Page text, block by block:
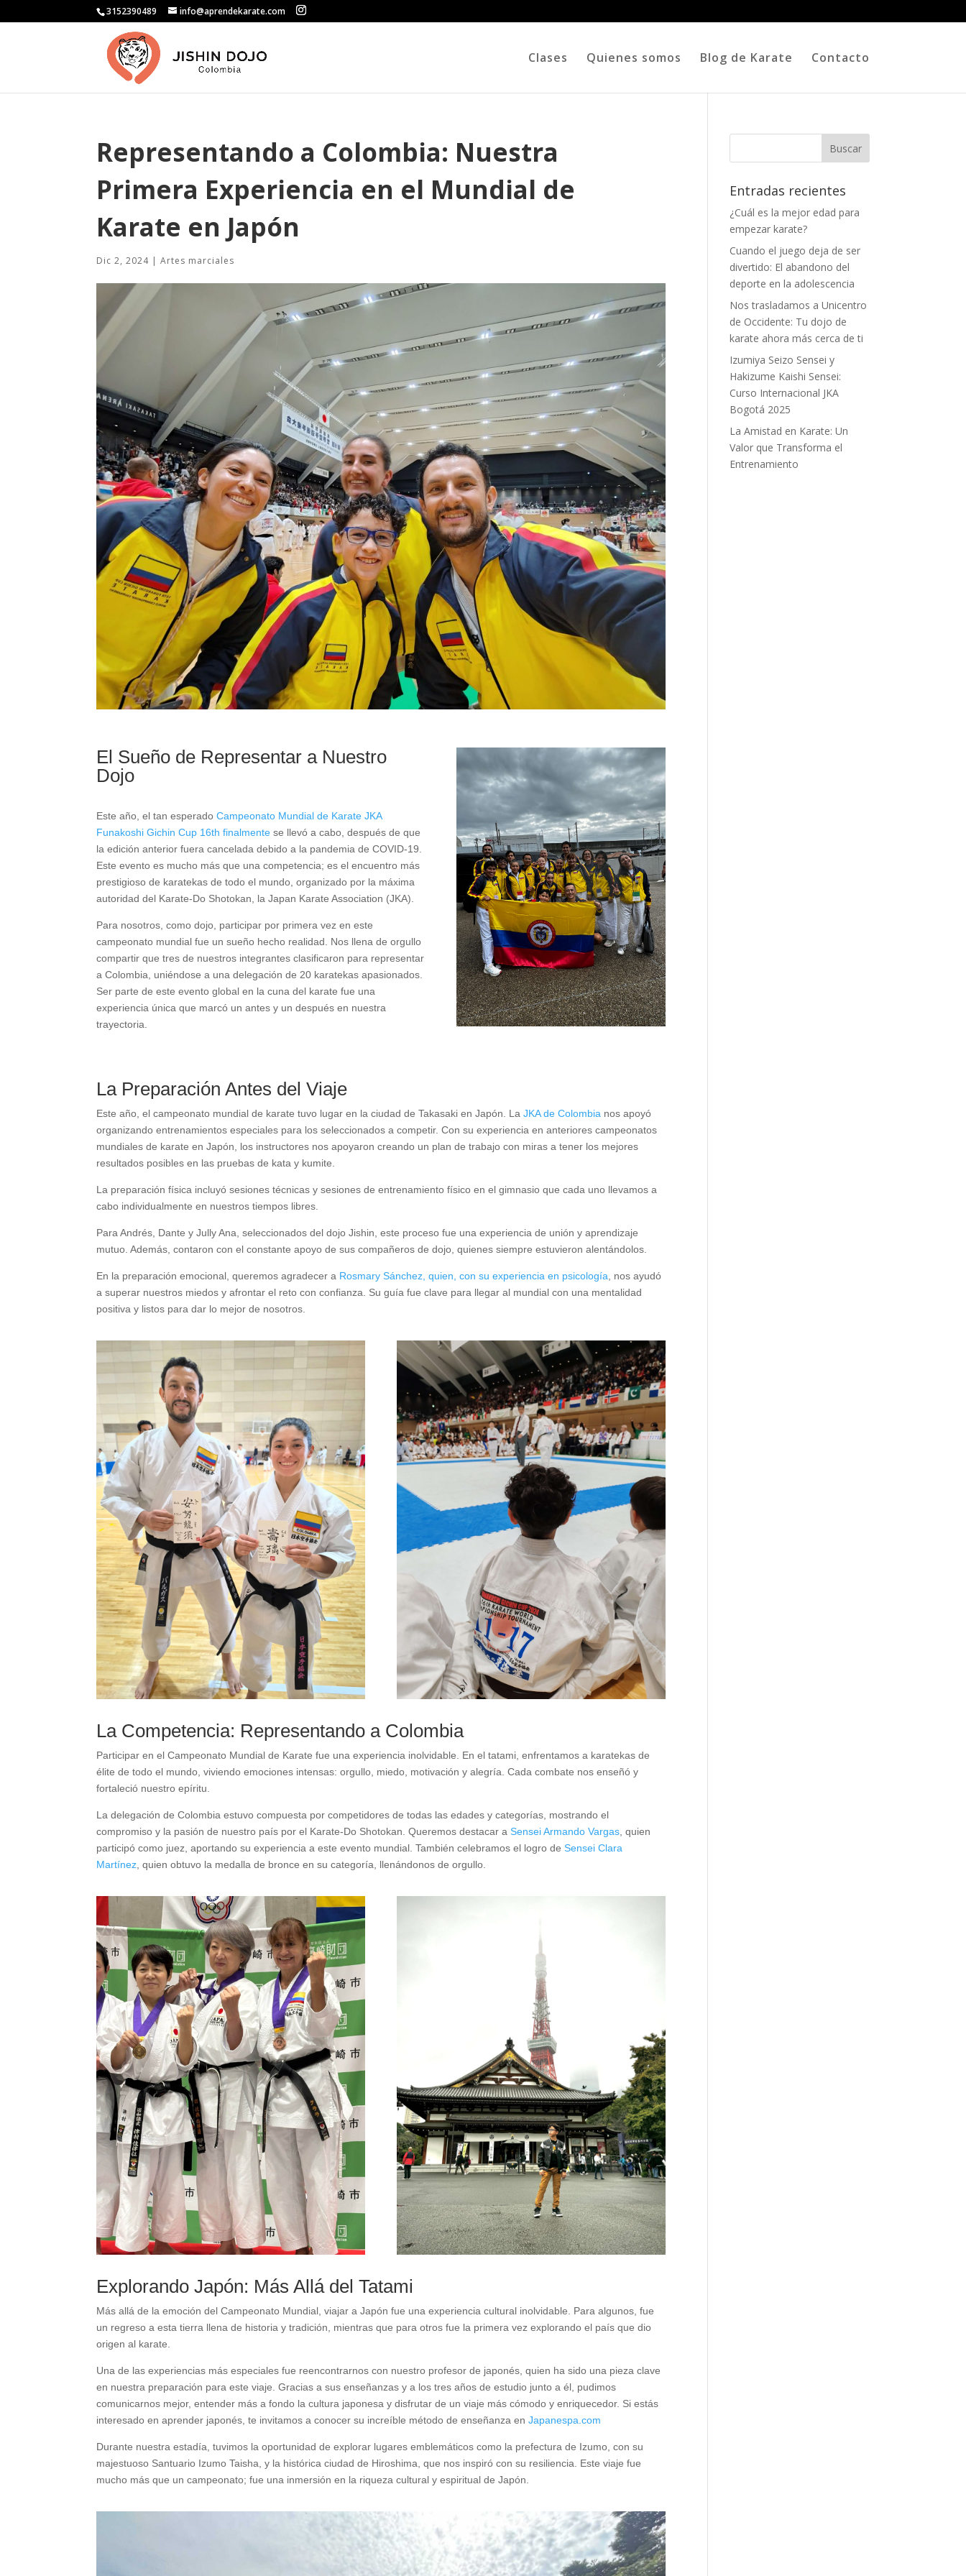
3152390489 info@aprendekarate.com
Clases Quienes somos Blog de Karate Contacto
Representando a Colombia: Nuestra
Primera Experiencia en el Mundial de
Karate en Japón
Dic 2, 2024 |Artes marciales
El Sueño de Representar a Nuestro
Dojo
Este año, el tan esperadoCampeonato Mundial de Karate JKA
Funakoshi Gichin Cup 16th finalmente se llevó a cabo, después de que
la edición anterior fuera cancelada debido a la pandemia de COVID-19.
Este evento es mucho más que una competencia; es el encuentro más
prestigioso de karatekas de todo el mundo, organizado por la máxima
autoridad del Karate-Do Shotokan, la Japan Karate Association (JKA).
Para nosotros, como dojo, participar por primera vez en este
campeonato mundial fue un sueño hecho realidad. Nos llena de orgullo
compartir que tres de nuestros integrantes clasificaron para representar
a Colombia, uniéndose a una delegación de 20 karatekas apasionados.
Ser parte de este evento global en la cuna del karate fue una
experiencia única que marcó un antes y un después en nuestra
trayectoria.
La Preparación Antes del Viaje
Este año, el campeonato mundial de karate tuvo lugar en la ciudad de Takasaki en Japón. LaJKA de Colombia nos apoyó
organizando entrenamientos especiales para los seleccionados a competir. Con su experiencia en anteriores campeonatos
mundiales de karate en Japón, los instructores nos apoyaron creando un plan de trabajo con miras a tener los mejores
resultados posibles en las pruebas de kata y kumite.
La preparación física incluyó sesiones técnicas y sesiones de entrenamiento físico en el gimnasio que cada uno llevamos a
cabo individualmente en nuestros tiempos libres.
Para Andrés, Dante y Jully Ana, seleccionados del dojo Jishin, este proceso fue una experiencia de unión y aprendizaje
mutuo. Además, contaron con el constante apoyo de sus compañeros de dojo, quienes siempre estuvieron alentándolos.
En la preparación emocional, queremos agradecer a Rosmary Sánchez, quien, con su experiencia en psicología, nos ayudó
a superar nuestros miedos y afrontar el reto con confianza. Su guía fue clave para llegar al mundial con una mentalidad
positiva y listos para dar lo mejor de nosotros.
La Competencia: Representando a Colombia
Participar en el Campeonato Mundial de Karate fue una experiencia inolvidable. En el tatami, enfrentamos a karatekas de
élite de todo el mundo, viviendo emociones intensas: orgullo, miedo, motivación y alegría. Cada combate nos enseñó y
fortaleció nuestro epíritu.
La delegación de Colombia estuvo compuesta por competidores de todas las edades y categorías, mostrando el
compromiso y la pasión de nuestro país por el Karate-Do Shotokan. Queremos destacar aSensei Armando Vargas, quien
participó como juez, aportando su experiencia a este evento mundial. También celebramos el logro deSensei Clara
Martínez, quien obtuvo la medalla de bronce en su categoría, llenándonos de orgullo.
Explorando Japón: Más Allá del Tatami
Más allá de la emoción del Campeonato Mundial, viajar a Japón fue una experiencia cultural inolvidable. Para algunos, fue
un regreso a esta tierra llena de historia y tradición, mientras que para otros fue la primera vez explorando el país que dio
origen al karate.
Una de las experiencias más especiales fue reencontrarnos con nuestro profesor de japonés, quien ha sido una pieza clave
en nuestra preparación para este viaje. Gracias a sus enseñanzas y a los tres años de estudio junto a él, pudimos
comunicarnos mejor, entender más a fondo la cultura japonesa y disfrutar de un viaje más cómodo y enriquecedor. Si estás
interesado en aprender japonés, te invitamos a conocer su increíble método de enseñanza enJapanespa.com
Durante nuestra estadía, tuvimos la oportunidad de explorar lugares emblemáticos como la prefectura de Izumo, con su
majestuoso Santuario Izumo Taisha, y la histórica ciudad de Hiroshima, que nos inspiró con su resiliencia. Este viaje fue
mucho más que un campeonato; fue una inmersión en la riqueza cultural y espiritual de Japón.
Entradas recientes
¿Cuál es la mejor edad para
empezar karate?
Cuando el juego deja de ser
divertido: El abandono del
deporte en la adolescencia
Nos trasladamos a Unicentro
de Occidente: Tu dojo de
karate ahora más cerca de ti
Izumiya Seizo Sensei y
Hakizume Kaishi Sensei:
Curso Internacional JKA
Bogotá 2025
La Amistad en Karate: Un
Valor que Transforma el
Entrenamiento